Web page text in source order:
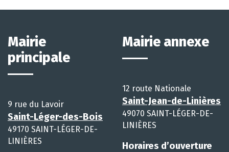
Mairie
principale
9 rue du Lavoir
Saint-Léger-des-Bois
49170 SAINT-LÉGER-DE-
LINIÈRES
Mairie annexe
12 route Nationale
Saint-Jean-de-Linières
49070 SAINT-LÉGER-DE-
LINIÈRES
Horaires d’ouverture